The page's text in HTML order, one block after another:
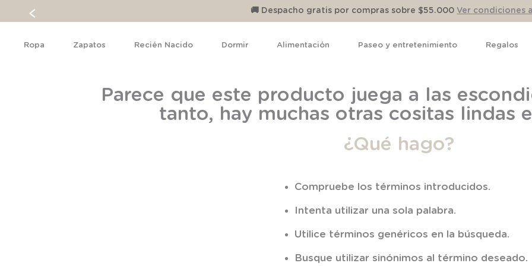
🚚 Despacho gratis por compras sobre $55.000 Ver condiciones
Ropa Zapatos Recién Nacido Dormir Alimentación Paseo y entretenimiento Regalos
Parece que este producto juega a las
tanto, hay muchas otras cositas lindas
¿Qué hago?
Compruebe los términos introducidos.
Intenta utilizar una sola palabra.
Utilice términos genéricos en la búsqueda.
Busque utilizar sinónimos al término deseado.
1.
pijama
2.
calcetines
3 .
zapatillas
5 .
manta